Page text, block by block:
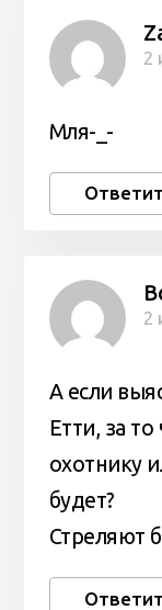
2
Мля-_-
2
А если
Етти, за
охотнику
будет?
Стреляют